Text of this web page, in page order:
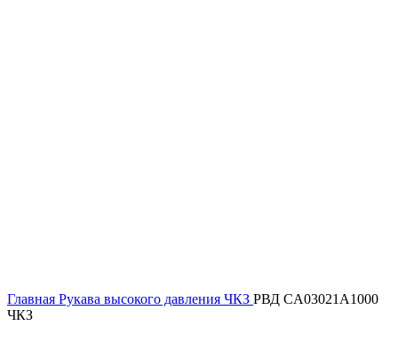
Главная Рукава высокого давления ЧКЗ РВД CA03021A1000
ЧКЗ